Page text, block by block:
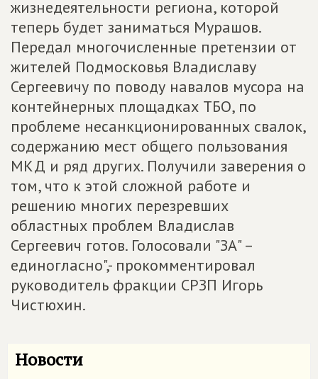
жизнедеятельности региона, которой
теперь будет заниматься Мурашов.
Передал многочисленные претензии от
жителей Подмосковья Владиславу
Сергеевичу по поводу навалов мусора на
контейнерных площадках ТБО, по
проблеме несанкционированных свалок,
содержанию мест общего пользования
МКД и ряд других. Получили заверения о
том, что к этой сложной работе и
решению многих перезревших
областных проблем Владислав
Сергеевич готов. Голосовали "ЗА" –
единогласно",- прокомментировал
руководитель фракции СРЗП Игорь
Чистюхин.
Новости